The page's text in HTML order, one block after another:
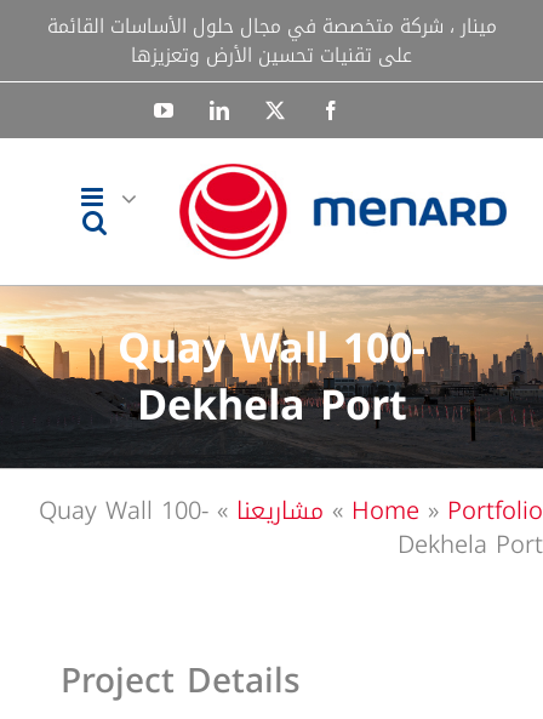
content
مينار ، شركة متخصصة في مجال حلول الأساسات القائمة
على تقنيات تحسين الأرض وتعزيزها
Facebook
X
LinkedIn
YouTube
Quay Wall 100-
Dekhela Port
Home » Portfolio
» مشاريعنا »
Quay Wall 100-
Dekhela Port
Project Details